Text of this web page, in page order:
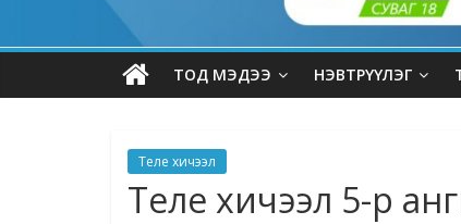
ТОД МЭДЭЭ НЭВТРҮҮЛЭГ
Теле хичээл
Теле хичээл 5-р